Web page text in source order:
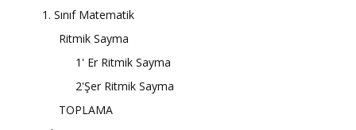
1. Sınıf Matematik
Ritmik Sayma
1' Er Ritmik Sayma
2'Şer Ritmik Sayma
TOPLAMA